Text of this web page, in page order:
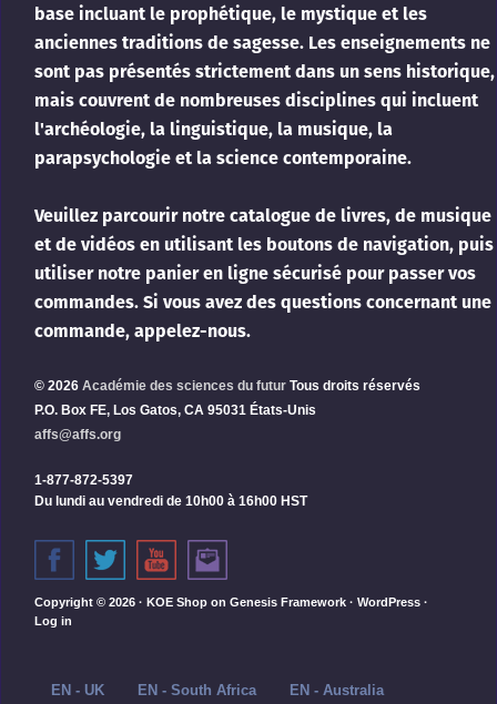
base incluant le prophétique, le mystique et les
anciennes traditions de sagesse. Les enseignements ne
sont pas présentés strictement dans un sens historique,
mais couvrent de nombreuses disciplines qui incluent
l'archéologie, la linguistique, la musique, la
parapsychologie et la science contemporaine.
Veuillez parcourir notre catalogue de livres, de musique
et de vidéos en utilisant les boutons de navigation, puis
utiliser notre panier en ligne sécurisé pour passer vos
commandes. Si vous avez des questions concernant une
commande, appelez-nous.
© 2026 Académie des sciences du futur Tous droits réservés
P.O. Box FE, Los Gatos, CA 95031 États-Unis
affs@affs.org
1-877-872-5397
Du lundi au vendredi de 10h00 à 16h00 HST
Copyright © 2026 · KOE Shop on Genesis Framework · WordPress ·
Log in
EN - UK EN - South Africa EN - Australia